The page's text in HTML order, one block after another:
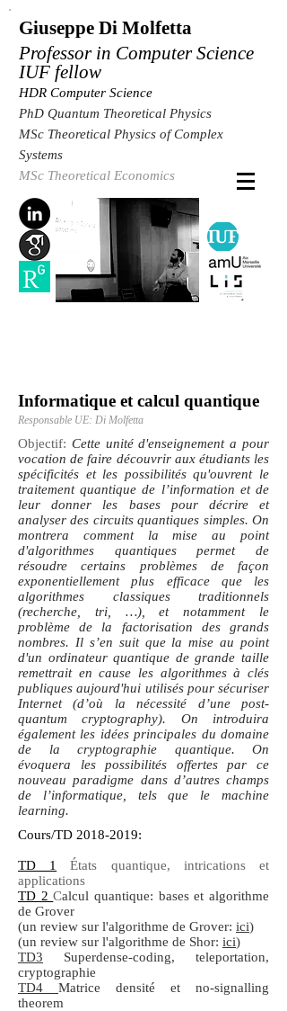
Giuseppe Di Molfetta
Professor in Computer Science
IUF fellow
HDR Computer Science
PhD Quantum Theoretical Physics
MSc Theoretical Physics of Complex
Systems
MSc Theoretical Economics
Informatique et calcul quantique
Responsable UE: Di Molfetta
Objectif: Cette unité d'enseignement a pour
vocation de faire découvrir aux étudiants les
spécificités et les possibilités qu'ouvrent le
traitement quantique de l’information et de
leur donner les bases pour décrire et
analyser des circuits quantiques simples. On
montrera comment la mise au point
d'algorithmes quantiques permet de
résoudre certains problèmes de façon
exponentiellement plus efficace que les
algorithmes classiques traditionnels
(recherche, tri, …), et notamment le
problème de la factorisation des grands
nombres. Il s’en suit que la mise au point
d'un ordinateur quantique de grande taille
remettrait en cause les algorithmes à clés
publiques aujourd'hui utilisés pour sécuriser
Internet (d’où la nécessité d’une post-
quantum cryptography). On introduira
également les idées principales du domaine
de la cryptographie quantique. On
évoquera les possibilités offertes par ce
nouveau paradigme dans d’autres champs
de l’informatique, tels que le machine
learning.
Cours/TD 2018-2019:
TD 1
États quantique, intrications et
applications
TD 2Calcul quantique: bases et algorithme
de Grover
(un review sur l'algorithme de Grover: ici)
(un review sur l'algorithme de Shor: ici)
TD3 Superdense-coding, teleportation,
cryptographie
TD4
Matrice densité et no-signalling
theorem